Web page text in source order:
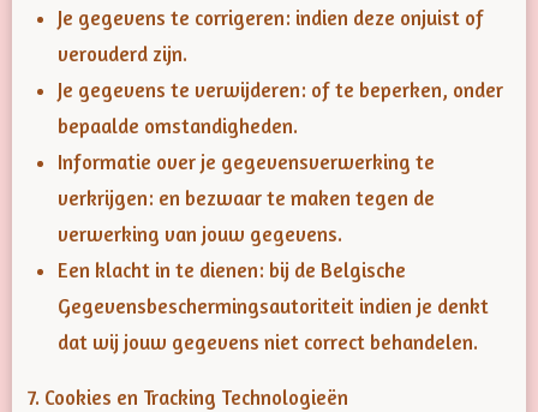
Je gegevens te corrigeren: indien deze onjuist of
verouderd zijn.
Je gegevens te verwijderen: of te beperken, onder
bepaalde omstandigheden.
Informatie over je gegevensverwerking te
verkrijgen: en bezwaar te maken tegen de
verwerking van jouw gegevens.
Een klacht in te dienen: bij de Belgische
Gegevensbeschermingsautoriteit indien je denkt
dat wij jouw gegevens niet correct behandelen.
7. Cookies en Tracking Technologieën